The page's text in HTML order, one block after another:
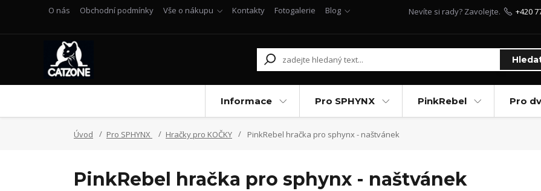
O nás Obchodní podmínky Vše o nákupu Kontakty Fotogalerie Blog Nevíte si rady? Zavolejte. +420
Informace Pro SPHYNX PinkRebel Pro
Úvod Pro SPHYNX Hračky pro KOČKY PinkRebel hračka pro sphynx - naštvánek
PinkRebel hračka pro sphynx - naštvánek